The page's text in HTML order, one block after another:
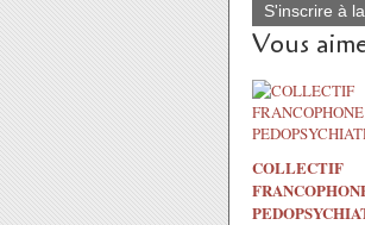
S'inscrire à
Vous
COLLECTIF